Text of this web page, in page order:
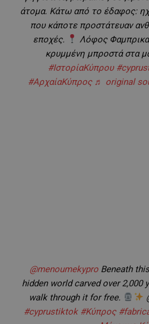
άτομα. Κάτω από το έδαφος:
που κάποτε προστάτευαν
εποχές.
Λόφος
κρυμμένη μπροστά στα
#ΙστορίαΚύπρου
#ΑρχαίαΚύπρος ♬ original
@menoumekypro Beneath
hidden world carved over 2,000
walk through it for free.
#cyprustiktok #Κύπρος